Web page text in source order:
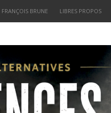
FRANÇOIS BRUNE LIBRES PROPOS